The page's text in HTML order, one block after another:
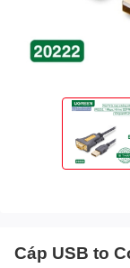
Cáp USB to